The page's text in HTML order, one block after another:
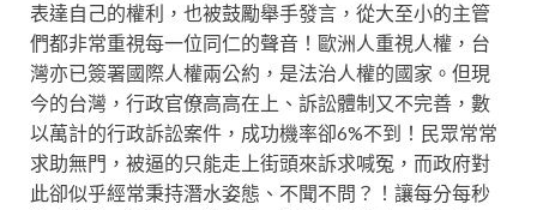
表達自己的權利，也被鼓勵舉手發言，從大至小的主管
們都非常重視每一位同仁的聲音！歐洲人重視人權，台
灣亦已簽署國際人權兩公約，是法治人權的國家。但現
今的台灣，行政官僚高高在上、訴訟體制又不完善，數
以萬計的行政訴訟案件，成功機率卻6%不到！民眾常常
求助無門，被逼的只能走上街頭來訴求喊冤，而政府對
此卻似乎經常秉持潛水姿態、不聞不問？！讓每分每秒